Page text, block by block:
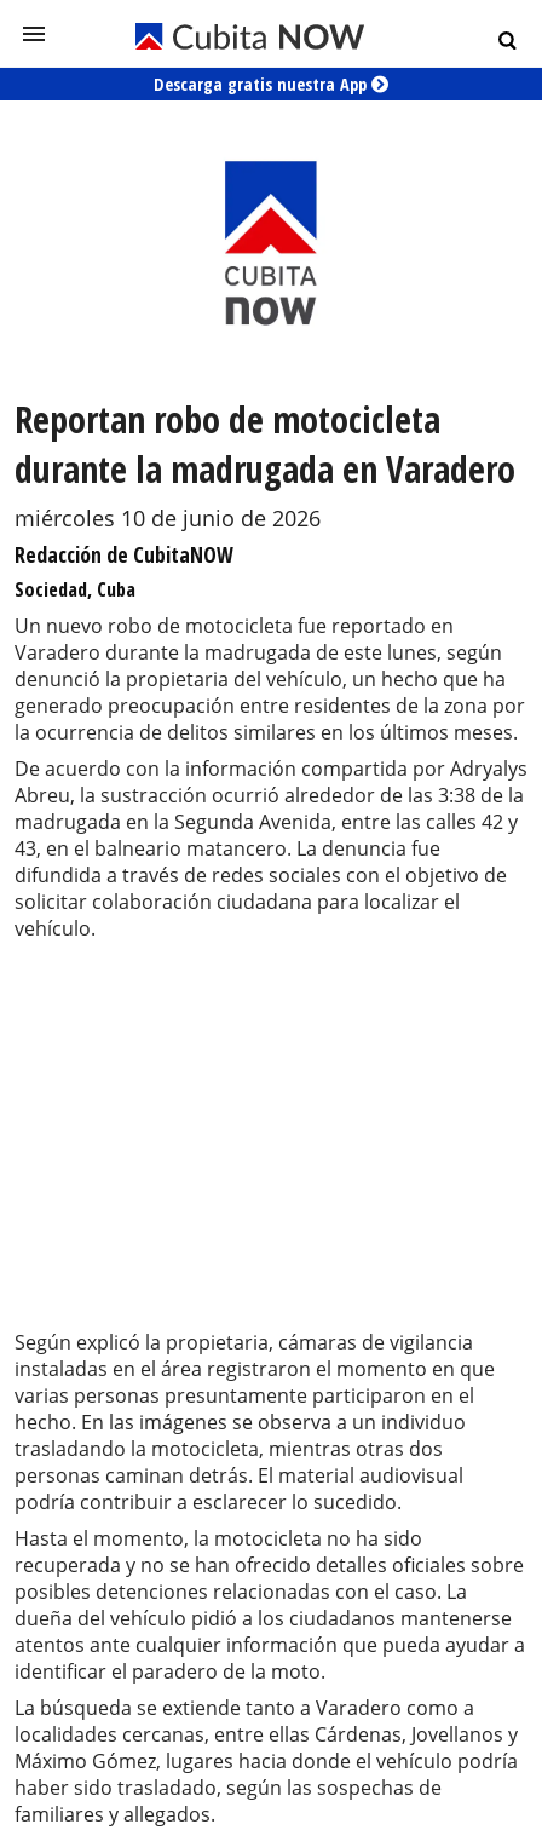
Descarga gratis nuestra App
Reportan robo de motocicleta
durante la madrugada en Varadero
miércoles 10 de junio de 2026
Redacción de CubitaNOW
Sociedad, Cuba
Un nuevo robo de motocicleta fue reportado en
Varadero durante la madrugada de este lunes, según
denunció la propietaria del vehículo, un hecho que ha
generado preocupación entre residentes de la zona por
la ocurrencia de delitos similares en los últimos meses.
De acuerdo con la información compartida por Adryalys
Abreu, la sustracción ocurrió alrededor de las 3:38 de la
madrugada en la Segunda Avenida, entre las calles 42 y
43, en el balneario matancero. La denuncia fue
difundida a través de redes sociales con el objetivo de
solicitar colaboración ciudadana para localizar el
vehículo.
Según explicó la propietaria, cámaras de vigilancia
instaladas en el área registraron el momento en que
varias personas presuntamente participaron en el
hecho. En las imágenes se observa a un individuo
trasladando la motocicleta, mientras otras dos
personas caminan detrás. El material audiovisual
podría contribuir a esclarecer lo sucedido.
Hasta el momento, la motocicleta no ha sido
recuperada y no se han ofrecido detalles oficiales sobre
posibles detenciones relacionadas con el caso. La
dueña del vehículo pidió a los ciudadanos mantenerse
atentos ante cualquier información que pueda ayudar a
identificar el paradero de la moto.
La búsqueda se extiende tanto a Varadero como a
localidades cercanas, entre ellas Cárdenas, Jovellanos y
Máximo Gómez, lugares hacia donde el vehículo podría
haber sido trasladado, según las sospechas de
familiares y allegados.